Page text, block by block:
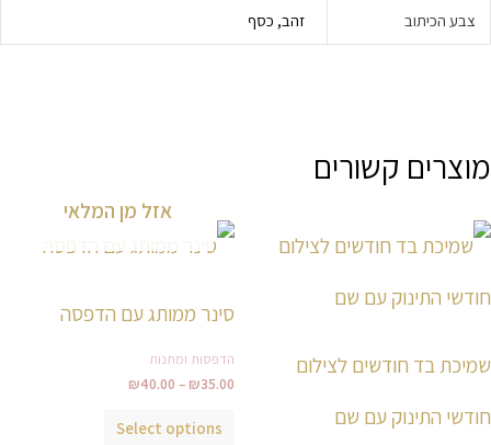
צבע הכיתוב זהב, כסף
מוצרים קשורים
שמיכת בד חודשים לצילום
חודשי התינוק עם שם
יש
סוגים.
לבחור
אזל מן המלאי
סינר ממותג עם הדפסה
הדפסות ומתנות
₪35.00
–
₪40.00
טווח
מחירים:
Select options
מספר